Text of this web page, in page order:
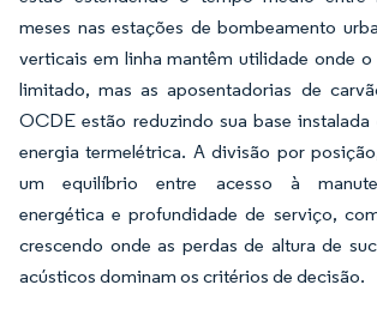
meses nas estações de bombeamento
verticais em linha mantêm utilidade onde
limitado, mas as aposentadorias de
OCDE estão reduzindo sua base
energia termelétrica. A divisão por
um equilíbrio entre acesso à
energética e profundidade de serviço,
crescendo onde as perdas de altura de
acústicos dominam os critérios de decisão.